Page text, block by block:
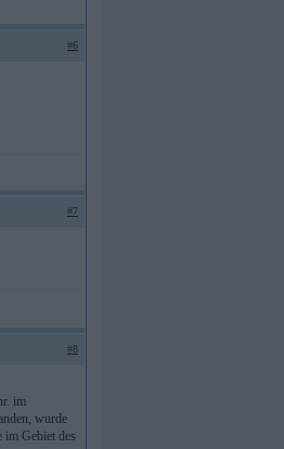
#6
#7
#8
im
wurde
im Gebiet des